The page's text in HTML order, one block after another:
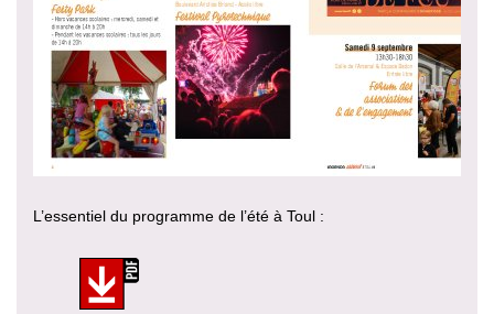
L’essentiel du programme de l’été à Toul :